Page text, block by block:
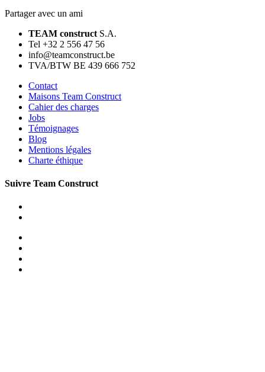
Partager avec un ami
TEAM construct S.A.
Tel +32 2 556 47 56
info@teamconstruct.be
TVA/BTW BE 439 666 752
Contact
Maisons Team Construct
Cahier des charges
Jobs
Témoignages
Blog
Mentions légales
Charte éthique
Suivre Team Construct